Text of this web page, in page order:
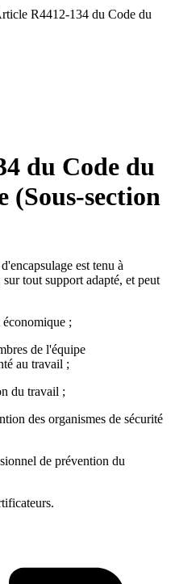
R4412-134 du Code du
du Code du
section
est tenu à
tout support adapté, et peut
économique ;
de l'équipe
au travail ;
du travail ;
des organismes de sécurité
de prévention du